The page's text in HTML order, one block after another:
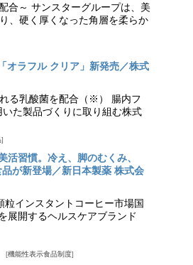
合～ サンスターグループは、美
、硬く厚くなった角層を柔らか
オラフル クリア」新発売／株式
る乳酸菌を配合（※） 腸内フ
た製品づくりに取り組む株式
習慣。冷え、脚のむくみ、
が新登場／新日本製薬 株式会
インスタントコーヒー市場国
展開するヘルスケアブランド
機能性表示食品制度